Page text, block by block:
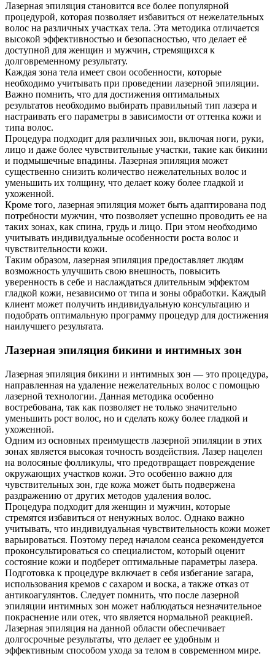
Лазерная эпиляция становится все более популярной
процедурой, которая позволяет избавиться от нежелательных
волос на различных участках тела. Эта методика отличается
высокой эффективностью и безопасностью, что делает её
доступной для женщин и мужчин, стремящихся к
долговременному результату.
Каждая зона тела имеет свои особенности, которые
необходимо учитывать при проведении лазерной эпиляции.
Важно помнить, что для достижения оптимальных
результатов необходимо выбирать правильный тип лазера и
настраивать его параметры в зависимости от оттенка кожи и
типа волос.
Процедура подходит для различных зон, включая ноги, руки,
лицо и даже более чувствительные участки, такие как бикини
и подмышечные впадины. Лазерная эпиляция может
существенно снизить количество нежелательных волос и
уменьшить их толщину, что делает кожу более гладкой и
ухоженной.
Кроме того, лазерная эпиляция может быть адаптирована под
потребности мужчин, что позволяет успешно проводить ее на
таких зонах, как спина, грудь и лицо. При этом необходимо
учитывать индивидуальные особенности роста волос и
чувствительности кожи.
Таким образом, лазерная эпиляция предоставляет людям
возможность улучшить свою внешность, повысить
уверенность в себе и наслаждаться длительным эффектом
гладкой кожи, независимо от типа и зоны обработки. Каждый
клиент может получить индивидуальную консультацию и
подобрать оптимальную программу процедур для достижения
наилучшего результата.
Лазерная эпиляция бикини и интимных зон
Лазерная эпиляция бикини и интимных зон — это процедура,
направленная на удаление нежелательных волос с помощью
лазерной технологии. Данная методика особенно
востребована, так как позволяет не только значительно
уменьшить рост волос, но и сделать кожу более гладкой и
ухоженной.
Одним из основных преимуществ лазерной эпиляции в этих
зонах является высокая точность воздействия. Лазер нацелен
на волосяные фолликулы, что предотвращает повреждение
окружающих участков кожи. Это особенно важно для
чувствительных зон, где кожа может быть подвержена
раздражению от других методов удаления волос.
Процедура подходит для женщин и мужчин, которые
стремятся избавиться от ненужных волос. Однако важно
учитывать, что индивидуальная чувствительность кожи может
варьироваться. Поэтому перед началом сеанса рекомендуется
проконсультироваться со специалистом, который оценит
состояние кожи и подберет оптимальные параметры лазера.
Подготовка к процедуре включает в себя избегание загара,
использования кремов с сахаром и воска, а также отказ от
антикоагулянтов. Следует помнить, что после лазерной
эпиляции интимных зон может наблюдаться незначительное
покраснение или отек, что является нормальной реакцией.
Лазерная эпиляция на данной области обеспечивает
долгосрочные результаты, что делает ее удобным и
эффективным способом ухода за телом в современном мире.